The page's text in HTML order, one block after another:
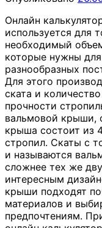
Онлайн
используется для
необходимый
которые нужны
разнообразных
Для этого
ската и
прочности
вальмовой крыши,
крыша состоит из
стропил. Скаты с
и называются
сложнее тех же
интересным
крыши подходят
материалов и
предпочтениям.